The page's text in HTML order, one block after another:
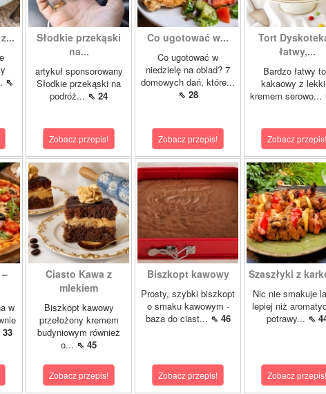
⇖
Słodkie przekąski
na...
artykuł sponsorowany
Słodkie przekąski na
podróż... ⇖ 24
Zobacz przepis!
Co ugotować w...
Co ugotować w
niedzielę na obiad? 7
domowych dań, które...
⇖ 28
Zobacz przepis!
Tort
łatwy,...
Bardzo łatwy
kakaowy z
kremem serowo...
Zobacz przepis!
w
Ciasto Kawa z
mlekiem
Biszkopt kawowy
przełożony kremem
budyniowym również
o... ⇖ 45
Zobacz przepis!
Biszkopt kawowy
Prosty, szybki biszkopt
o smaku kawowym -
baza do ciast... ⇖ 46
Zobacz przepis!
Szaszłyki z
Nic nie smakuje
lepiej niż
potrawy... ⇖
Zobacz przepis!